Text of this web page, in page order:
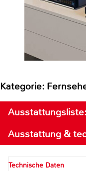
Kategorie:
Ausstattung &
Technische Daten